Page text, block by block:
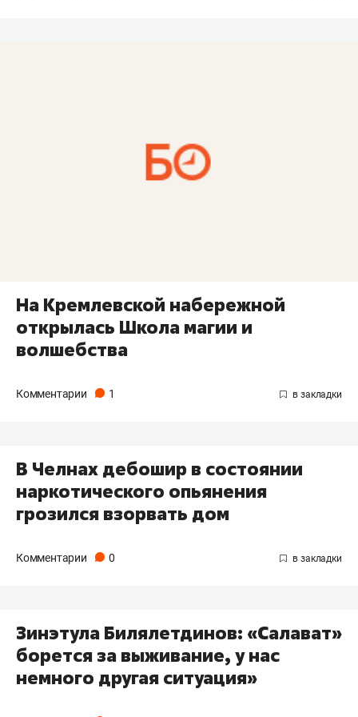
На Кремлевской набережной
открылась Школа магии и
волшебства
Комментарии 1
​В Челнах дебошир в состоянии
наркотического опьянения
грозился взорвать дом
Комментарии 0
​Зинэтула Билялетдинов: «Салават»
борется за выживание, у нас
немного другая ситуация»